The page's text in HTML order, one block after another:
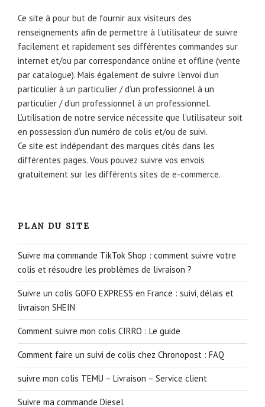
Ce site à pour but de fournir aux visiteurs des
renseignements afin de permettre à l’utilisateur de suivre
facilement et rapidement ses différentes commandes sur
internet et/ou par correspondance online et offline (vente
par catalogue). Mais également de suivre l’envoi d’un
particulier à un particulier / d’un professionnel à un
particulier / d’un professionnel à un professionnel.
L’utilisation de notre service nécessite que l’utilisateur soit
en possession d’un numéro de colis et/ou de suivi.
Ce site est indépendant des marques cités dans les
différentes pages. Vous pouvez suivre vos envois
gratuitement sur les différents sites de e-commerce.
PLAN DU SITE
Suivre ma commande TikTok Shop : comment suivre votre
colis et résoudre les problèmes de livraison ?
Suivre un colis GOFO EXPRESS en France : suivi, délais et
livraison SHEIN
Comment suivre mon colis CIRRO : Le guide
Comment faire un suivi de colis chez Chronopost : FAQ
suivre mon colis TEMU – Livraison – Service client
Suivre ma commande Diesel